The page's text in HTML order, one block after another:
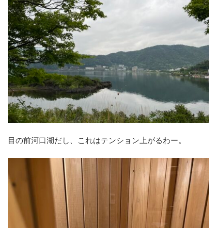
目の前河口湖だし、これはテンション上がるわー。